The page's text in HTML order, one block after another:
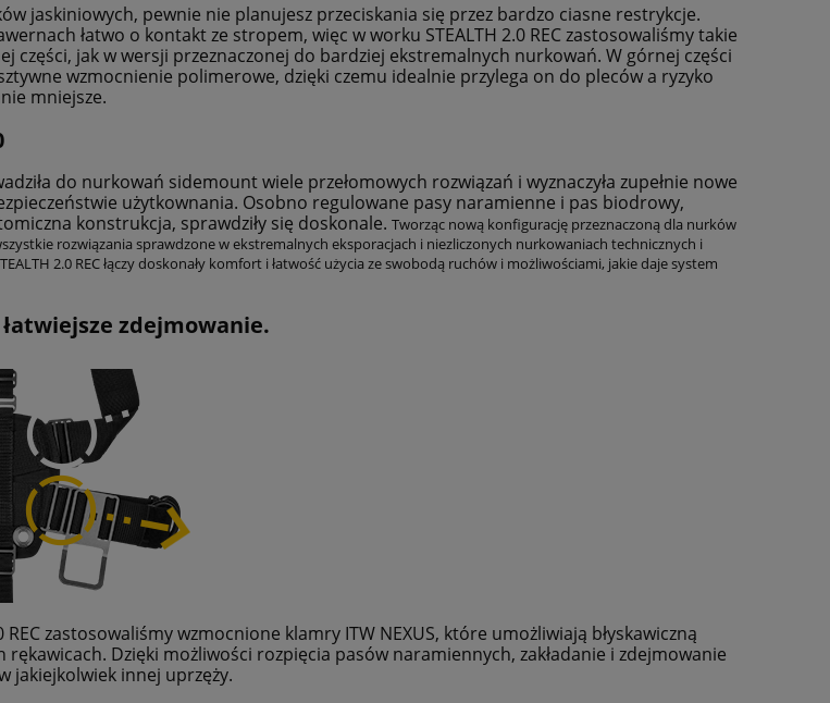
jaskiniowych, pewnie nie planujesz przeciskania się przez bardzo ciasne restrykcje.
łatwo o kontakt ze stropem, więc w worku STEALTH 2.0 REC zastosowaliśmy takie
części, jak w wersji przeznaczonej do bardziej ekstremalnych nurkowań. W górnej części
wzmocnienie polimerowe, dzięki czemu idealnie przylega on do pleców a ryzyko
mniejsze.
do nurkowań sidemount wiele przełomowych rozwiązań i wyznaczyła zupełnie nowe
użytkownania. Osobno regulowane pasy naramienne i pas biodrowy,
konstrukcja, sprawdziły się doskonale. Tworząc nową konfigurację przeznaczoną dla nurków
rozwiązania sprawdzone w ekstremalnych eksporacjach i niezliczonych nurkowaniach technicznych i
2.0 REC łączy doskonały komfort i łatwość użycia ze swobodą ruchów i możliwościami, jakie daje system
łatwiejsze zdejmowanie.
REC zastosowaliśmy wzmocnione klamry ITW NEXUS, które umożliwiają błyskawiczną
Dzięki możliwości rozpięcia pasów naramiennych, zakładanie i zdejmowanie
jakiejkolwiek innej uprzęży.